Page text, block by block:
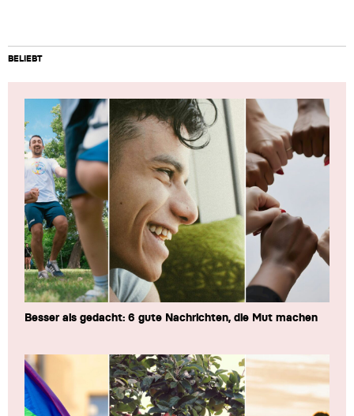
BELIEBT
Besser als gedacht: 6 gute Nachrichten, die Mut machen